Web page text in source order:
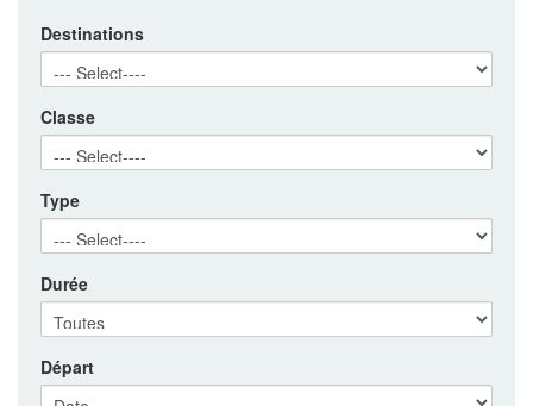
Destinations
Classe
Type
Durée
Départ